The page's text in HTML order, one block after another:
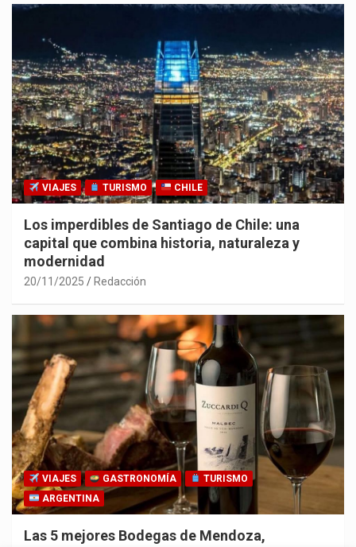
VIAJES TURISMO CHILE
Los imperdibles de Santiago de Chile: una
capital que combina historia, naturaleza y
modernidad
20/11/2025 Redacción
VIAJES GASTRONOMÍA
TURISMO
ARGENTINA
Las 5 mejores Bodegas de Mendoza,